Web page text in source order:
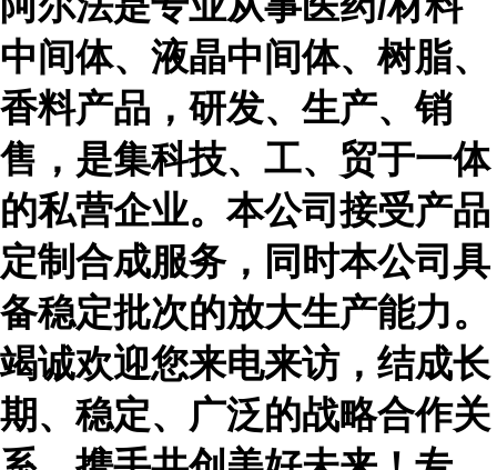
中间体、液晶中间体、树脂、
香料产品，研发、生产、销
售，是集科技、工、贸于一体
的私营企业。本公司接受产品
定制合成服务，同时本公司具
备稳定批次的放大生产能力。
竭诚欢迎您来电来访，结成长
期、稳定、广泛的战略合作关